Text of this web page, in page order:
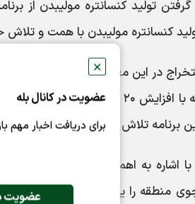
✕
عضویت در کانال بله
برای دریافت اخبار مهم
عضویت
گرفتن تولید کنسانتره مولیبدن
کنسانتره مولیبدن با همت و
۳۰ درصدی استخراج در این معدن به همت
برای ما ۵۰
برنامه تلاش می‌کنیم.
به اهمیت طرح کیمیا(کاتد
منطقه را یکی از مشکلات موجود